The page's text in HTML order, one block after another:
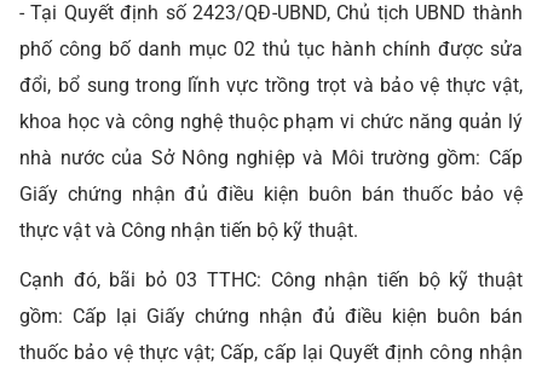
- Tại Quyết định số 2423/QĐ-UBND, Chủ tịch UBND thành
phố công bố danh mục 02 thủ tục hành chính được sửa
đổi, bổ sung trong lĩnh vực trồng trọt và bảo vệ thực vật,
khoa học và công nghệ thuộc phạm vi chức năng quản lý
nhà nước của Sở Nông nghiệp và Môi trường gồm: Cấp
Giấy chứng nhận đủ điều kiện buôn bán thuốc bảo vệ
thực vật và Công nhận tiến bộ kỹ thuật.
Cạnh đó, bãi bỏ 03 TTHC: Công nhận tiến bộ kỹ thuật
gồm: Cấp lại Giấy chứng nhận đủ điều kiện buôn bán
thuốc bảo vệ thực vật; Cấp, cấp lại Quyết định công nhận